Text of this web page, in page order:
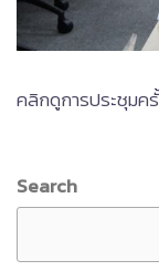
คลิกดูการประชุมค
Search